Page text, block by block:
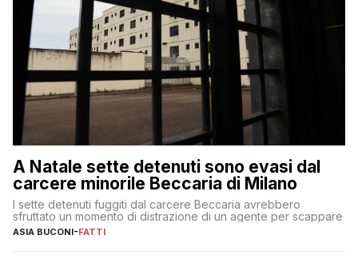
A Natale sette detenuti sono evasi dal
carcere minorile Beccaria di Milano
I sette detenuti fuggiti dal carcere Beccaria avrebbero
sfruttato un momento di distrazione di un agente per scappare
ASIA BUCONI-FATTI